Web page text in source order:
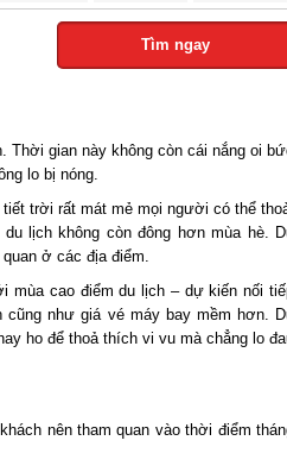
Tìm ngay
gian này không còn cái nắng oi bức
lo bị nóng.
trời rất mát mẻ mọi người có thể thoải
lịch không còn đông hơn mùa hè. Du
ở các địa điểm.
mùa cao điểm du lịch – dự kiến nối tiếp
như giá vé máy bay mềm hơn. Du
ho để thoả thích vi vu mà chẳng lo đau
nên tham quan vào thời điểm tháng